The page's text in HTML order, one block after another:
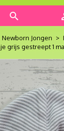

Newborn Jongen
grijs gestreept 1